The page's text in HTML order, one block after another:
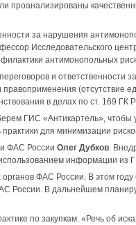
проанализированы
за нарушения
Исследовательского
антимонопольных
и ответственности
(отсутствие
в делах по ст. 169 ГК
ГИС «Антикартель», чтобы
для минимизации
ФАС России Олег Дубков.
информации из
ФАС России. В этом
России. В дальнейшем
по закупкам. «Речь об